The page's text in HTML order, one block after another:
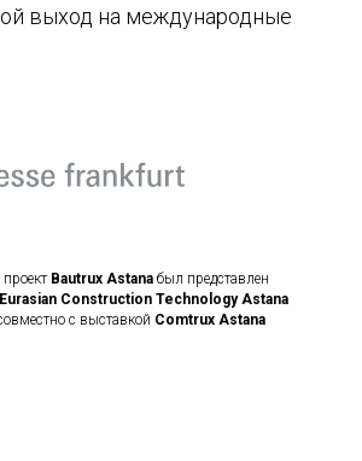
выход на международные
Bautrux Astanaбыл представлен
Eurasian Construction Technology Astana
с выставкой Comtrux Astana